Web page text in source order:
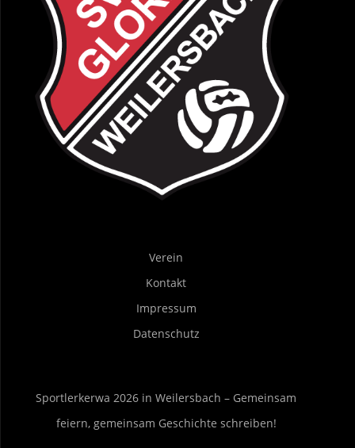
Verein
Kontakt
Impressum
Datenschutz
Sportlerkerwa 2026 in Weilersbach – Gemeinsam
feiern, gemeinsam Geschichte schreiben!